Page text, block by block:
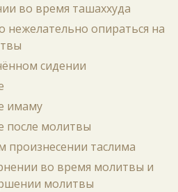
во время ташаххуда
нежелательно опираться на
сидении
имаму
после молитвы
произнесении таслима
во время молитвы и
молитвы